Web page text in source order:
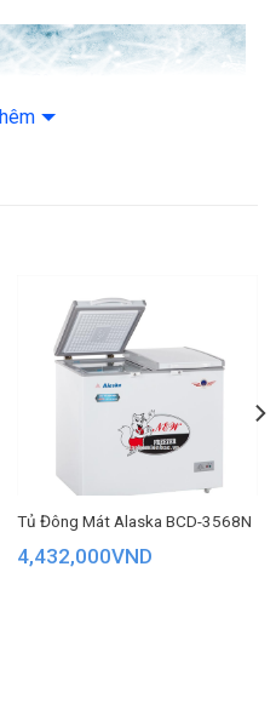
–
–
– Lớp bảo ôn Polyurethane 67mm
chống thoát hơi lạnh
– Nút điều chỉnh nhiệt độ bên ngoài
– Khoá cửa tủ
– Lỗ thoát nước
Hòa Phát
nghệ Inverter
động của động cơ, giúp
vận hành bền bỉ, duy trì nhiệt
quản thực phẩm tuyệt vời
Tủ Đông Mát Alaska BCD-3568N
4,432,000VND